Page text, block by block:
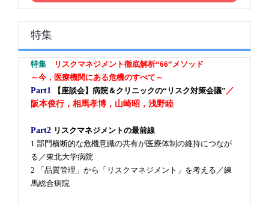
特集
特集
リスクマネジメント徹底解析“66”メソッド
～今，医療機関にある危機のすべて～
Part1
【座談会】病院＆クリニックの“リスク対策会議” ／
阪本俊行，相馬孝博，山崎昭，浅野睦
Part2 リスクマネジメントの最前線
1 部門横断的な危機意識の共有が医療体制の維持につなが
る／東北大学病院
2 「品質管理」から「リスクマネジメント」を考える／練
馬総合病院